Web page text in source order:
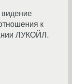
видение
к
ЛУКОЙЛ.